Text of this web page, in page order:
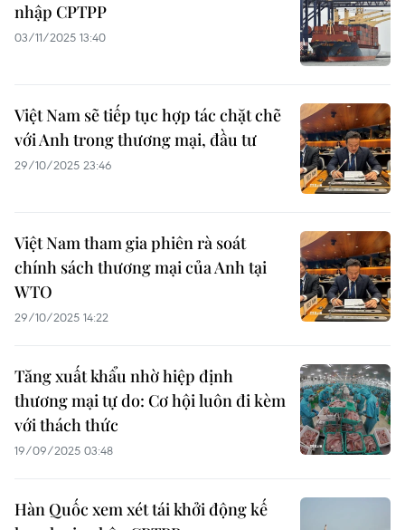
nhập CPTPP
03/11/2025 13:40
Việt Nam sẽ tiếp tục hợp tác chặt chẽ
với Anh trong thương mại, đầu tư
29/10/2025 23:46
Việt Nam tham gia phiên rà soát
chính sách thương mại của Anh tại
WTO
29/10/2025 14:22
Tăng xuất khẩu nhờ hiệp định
thương mại tự do: Cơ hội luôn đi kèm
với thách thức
19/09/2025 03:48
Hàn Quốc xem xét tái khởi động kế